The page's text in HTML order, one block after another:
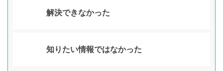
解決できなかった
知りたい情報ではなかった